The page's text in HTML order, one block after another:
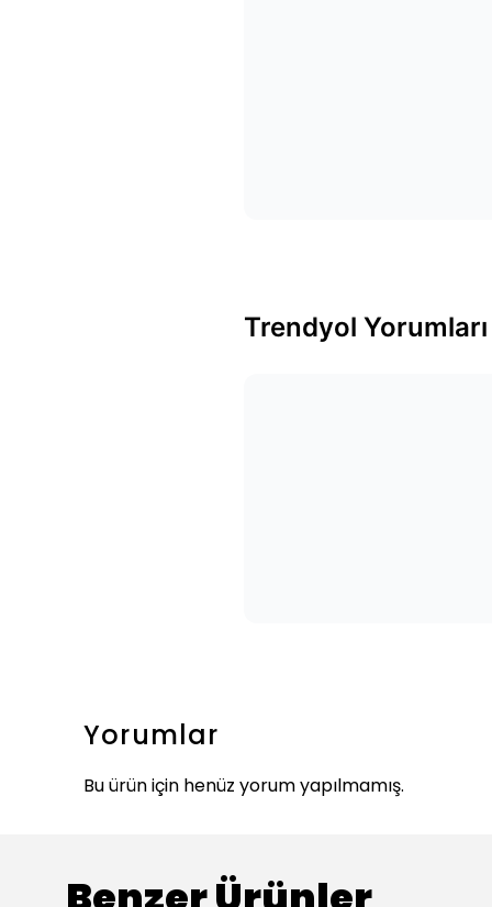
Trendyol Yorumları
Yorumlar
Bu ürün için henüz yorum yapılmamış.